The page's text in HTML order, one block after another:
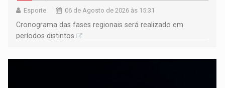
Esporte 06 de Agosto de 2026 às 15:31
Cronograma das fases regionais será realizado em
períodos distintos